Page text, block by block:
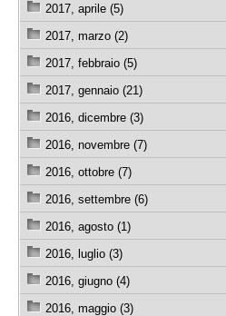
2017, aprile (5)
2017, marzo (2)
2017, febbraio (5)
2017, gennaio (21)
2016, dicembre (3)
2016, novembre (7)
2016, ottobre (7)
2016, settembre (6)
2016, agosto (1)
2016, luglio (3)
2016, giugno (4)
2016, maggio (3)